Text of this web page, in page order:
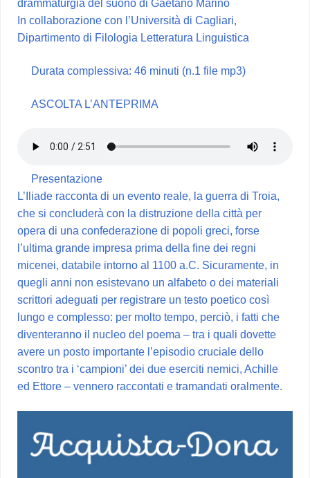
drammaturgia del suono di Gaetano Marino
In collaborazione con l’Università di Cagliari,
Dipartimento di Filologia Letteratura Linguistica
Durata complessiva: 46 minuti (n.1 file mp3)
ASCOLTA L’ANTEPRIMA
Presentazione
L’Iliade racconta di un evento reale, la guerra di Troia,
che si concluderà con la distruzione della città per
opera di una confederazione di popoli greci, forse
l’ultima grande impresa prima della fine dei regni
micenei, databile intorno al 1100 a.C. Sicuramente, in
quegli anni non esistevano un alfabeto o dei materiali
scrittori adeguati per registrare un testo poetico così
lungo e complesso: per molto tempo, perciò, i fatti che
diventeranno il nucleo del poema – tra i quali dovette
avere un posto importante l’episodio cruciale dello
scontro tra i ‘campioni’ dei due eserciti nemici, Achille
ed Ettore – vennero raccontati e tramandati oralmente.